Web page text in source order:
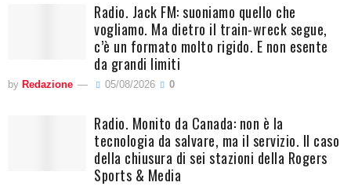
Radio. Jack FM: suoniamo quello che
vogliamo. Ma dietro il train-wreck segue,
c’è un formato molto rigido. E non esente
da grandi limiti
by Redazione 05/08/2026 0
Radio. Monito da Canada: non è la
tecnologia da salvare, ma il servizio. Il caso
della chiusura di sei stazioni della Rogers
Sports & Media